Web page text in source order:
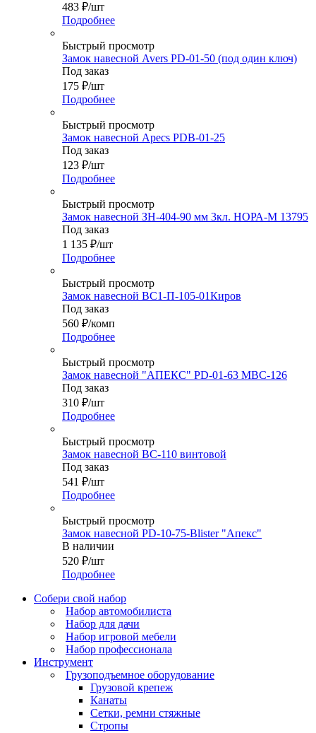
483 ₽/шт
Подробнее
Быстрый просмотр
Замок навесной Avers PD-01-50 (под один ключ)
Под заказ
175 ₽/шт
Подробнее
Быстрый просмотр
Замок навесной Apecs PDB-01-25
Под заказ
123 ₽/шт
Подробнее
Быстрый просмотр
Замок навесной ЗН-404-90 мм 3кл. НОРА-М 13795
Под заказ
1 135 ₽/шт
Подробнее
Быстрый просмотр
Замок навесной ВС1-П-105-01Киров
Под заказ
560 ₽/комп
Подробнее
Быстрый просмотр
Замок навесной "АПЕКС" PD-01-63 МВС-126
Под заказ
310 ₽/шт
Подробнее
Быстрый просмотр
Замок навесной ВС-110 винтовой
Под заказ
541 ₽/шт
Подробнее
Быстрый просмотр
Замок навесной PD-10-75-Blister "Апекс"
В наличии
520 ₽/шт
Подробнее
Собери свой набор
Набор автомобилиста
Набор для дачи
Набор игровой мебели
Набор профессионала
Инструмент
Грузоподъемное оборудование
Грузовой крепеж
Канаты
Сетки, ремни стяжные
Стропы